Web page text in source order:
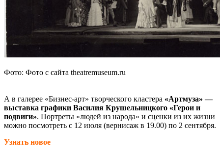
Фото: Фото с сайта theatremuseum.ru
А в галерее «Бизнес-арт» творческого кластера «Артмуза» —
выставка графики Василия Крушельницкого «Герои и
подвиги». Портреты «людей из народа» и сценки из их жизни
можно посмотреть с 12 июля (вернисаж в 19.00) по 2 сентября.
Узнать новое